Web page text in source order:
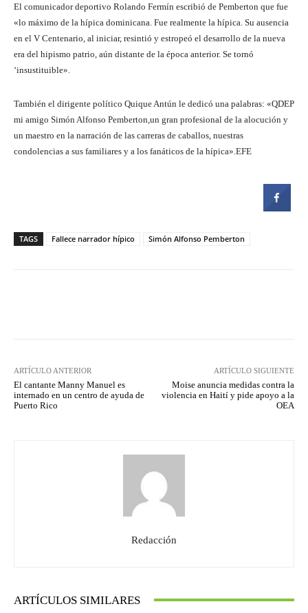
El comunicador deportivo Rolando Fermín escribió de Pemberton que fue
«lo máximo de la hípica dominicana. Fue realmente la hípica. Su ausencia
en el V Centenario, al iniciar, resintió y estropeó el desarrollo de la nueva
era del hipismo patrio, aún distante de la época anterior. Se tornó
‘insustituible».
También el dirigente político Quique Antún le dedicó una palabras: «QDEP
mi amigo Simón Alfonso Pemberton,un gran profesional de la alocución y
un maestro en la narración de las carreras de caballos, nuestras
condolencias a sus familiares y a los fanáticos de la hípica».EFE
TAGS Fallece narrador hípico Simón Alfonso Pemberton
ARTÍCULO ANTERIOR
El cantante Manny Manuel es
internado en un centro de ayuda de
Puerto Rico
ARTÍCULO SIGUIENTE
Moise anuncia medidas contra la
violencia en Haití y pide apoyo a la
OEA
Redacción
ARTÍCULOS SIMILARES